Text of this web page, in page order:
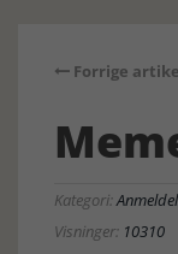
Forrige
Kategori:
Visninger: 10310